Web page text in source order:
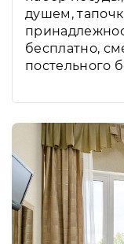
душем,
бесплатно,
постельного